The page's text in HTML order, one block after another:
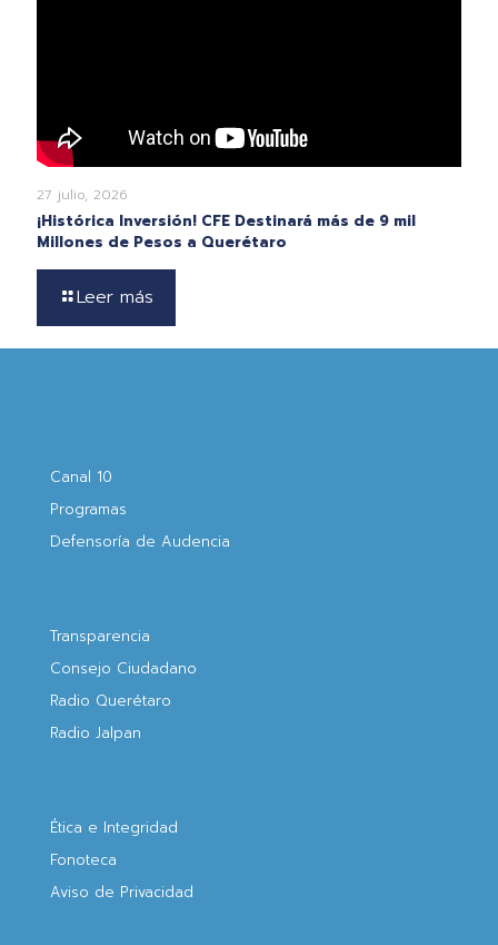
27 julio, 2026
¡Histórica Inversión! CFE Destinará más de 9 mil
Millones de Pesos a Querétaro
Leer más
Canal 10
Programas
Defensoría de Audencia
Transparencia
Consejo Ciudadano
Radio Querétaro
Radio Jalpan
Ética e Integridad
Fonoteca
Aviso de Privacidad